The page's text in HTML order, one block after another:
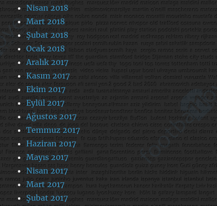
Nisan 2018
Mart 2018
Şubat 2018
Ocak 2018
Aralık 2017
Kasım 2017
Ekim 2017
Eylül 2017
Ağustos 2017
Temmuz 2017
Haziran 2017
Mayıs 2017
Nisan 2017
Mart 2017
Şubat 2017